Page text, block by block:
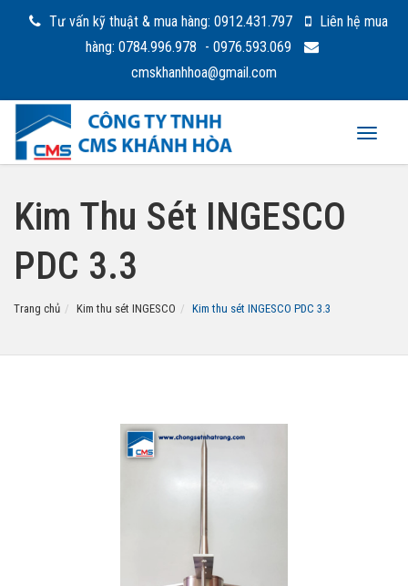
Tư vấn kỹ thuật & mua hàng: 0912.431.797
Liên hệ mua
hàng: 0784.996.978 - 0976.593.069
cmskhanhhoa@gmail.com
Toggle
Kim Thu Sét INGESCO
PDC 3.3
Trang chủ Kim thu sét INGESCO Kim thu sét INGESCO PDC 3.3